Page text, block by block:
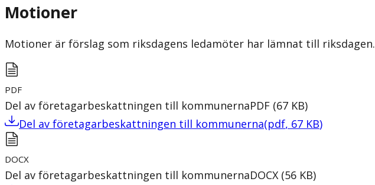
Motioner
Motioner är förslag som riksdagens ledamöter har lämnat till riksdagen.
PDF
Del av företagarbeskattningen till kommunernaPDF (67 KB)
Del av företagarbeskattningen till kommunerna(pdf, 67 KB)
DOCX
Del av företagarbeskattningen till kommunernaDOCX (56 KB)